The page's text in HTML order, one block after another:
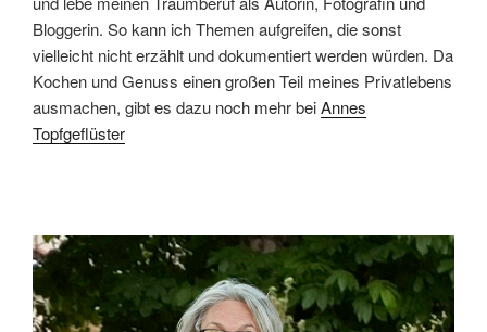
Bloggerin. So kann ich Themen aufgreifen, die sonst
vielleicht nicht erzählt und dokumentiert werden würden. Da
Kochen und Genuss einen großen Teil meines Privatlebens
ausmachen, gibt es dazu noch mehr beiAnnes
Topfgeflüster